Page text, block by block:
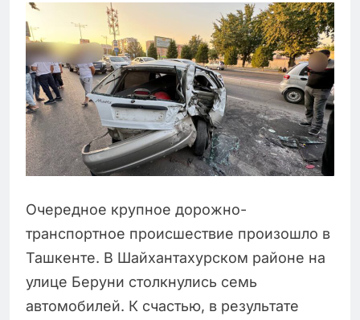
Очередное крупное дорожно-
транспортное происшествие произошло в
Ташкенте. В Шайхантахурском районе на
улице Беруни столкнулись семь
автомобилей. К счастью, в результате